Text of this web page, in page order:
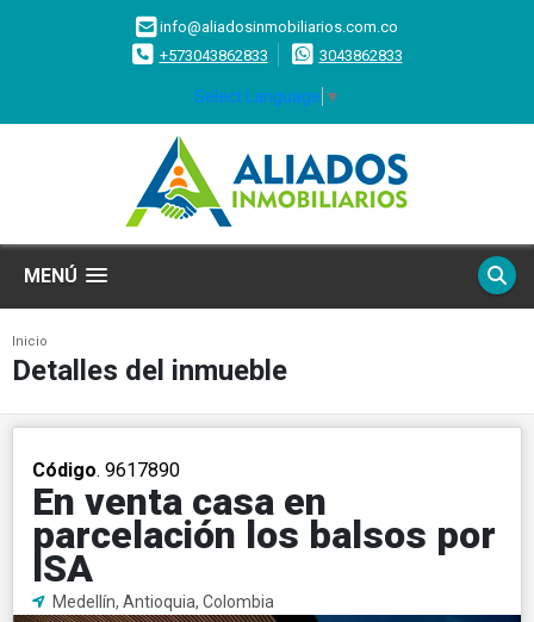
info@aliadosinmobiliarios.com.co
+573043862833
3043862833
Select Language ▼
MENÚ
Inicio
Detalles del inmueble
Código. 9617890
En venta casa en
parcelación los balsos por
ISA
Medellín, Antioquia, Colombia